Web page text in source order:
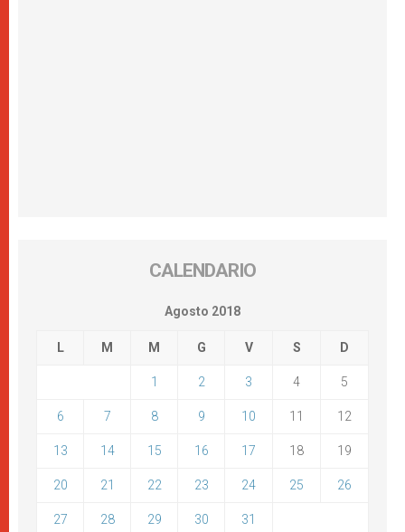
CALENDARIO
Agosto 2018
L M M G V S D
1 2 3 4 5
6 7 8 9 10 11 12
13 14 15 16 17 18 19
20 21 22 23 24 25 26
27 28 29 30 31